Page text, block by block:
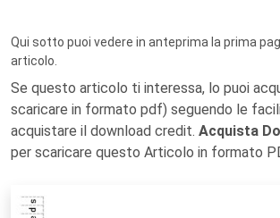
Qui sotto puoi vedere in anteprima la prima
articolo.
Se questo articolo ti interessa, lo puoi
scaricare in formato pdf) seguendo le
acquistare il download credit. Acquista
per scaricare questo Articolo in formato